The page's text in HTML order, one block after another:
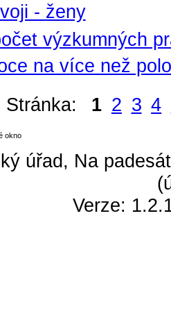
- ženy
výzkumných
na více než
Stránka:
1 2 3 4
úřad, Na
Verze: